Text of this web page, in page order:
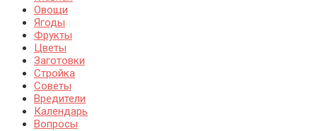
Овощи
Ягоды
Фрукты
Цветы
Заготовки
Стройка
Советы
Вредители
Календарь
Вопросы